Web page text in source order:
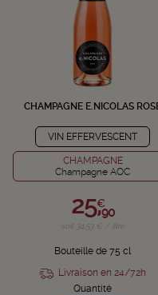
CHAMPAGNE E.NICOLAS
VIN EFFERVESCENT
CHAMPAGNE
Champagne AOC
25,€
90
soit 34,53 € / litre
Bouteille de 75 cl
Livraison en 24/72h
Quantité